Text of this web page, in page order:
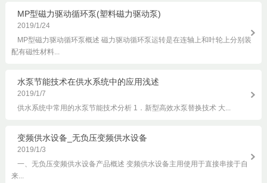
MP型磁力驱动循环泵(塑料磁力驱动泵)
2019/1/24
MP型磁力驱动循环泵概述 磁力驱动循环泵运转是在连轴上和叶轮上分别装
配有磁性材料...
水泵节能技术在供水系统中的应用浅述
2019/1/7
供水系统中常用的水泵节能技术分析 1．新型高效水泵替换技术 大...
变频供水设备_无负压变频供水设备
2019/1/3
一、无负压变频供水设备产品概述 变频供水设备主用使用于直接串接于自
来...